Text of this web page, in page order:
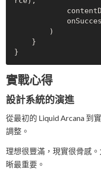
實戰心得
設計系統的演進
從最初的 Liquid Arcana 到
調整。
理想很豐滿，現實很骨感
晰最重要。